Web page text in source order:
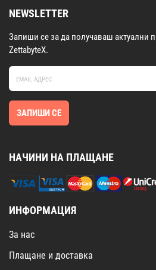
NEWSLETTER
Запиши се за да получаваш актуални
ZettabyteX.
ЗАПИШИ СЕ
НАЧИНИ НА ПЛАЩАНЕ
ИНФОРМАЦИЯ
За нас
Плащане и доставка